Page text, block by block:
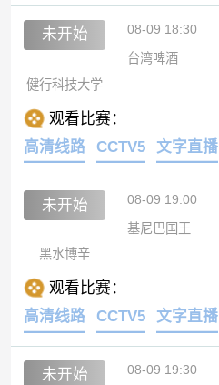
未开始 08-09 18:30
台湾啤酒
健行科技大学
观看比赛：
高清线路
CCTV5 文字直播
未开始 08-09 19:00
基尼巴国王
黑水博辛
观看比赛：
高清线路
CCTV5 文字直播
未开始 08-09 19:30